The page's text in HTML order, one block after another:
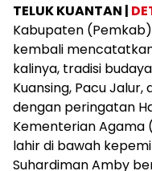
TELUK KUANTAN |
Kabupaten
kembali
kalinya, tradisi
Kuansing, Pacu
dengan peringatan
Kementerian Agama
lahir di bawah
Suhardiman Amby